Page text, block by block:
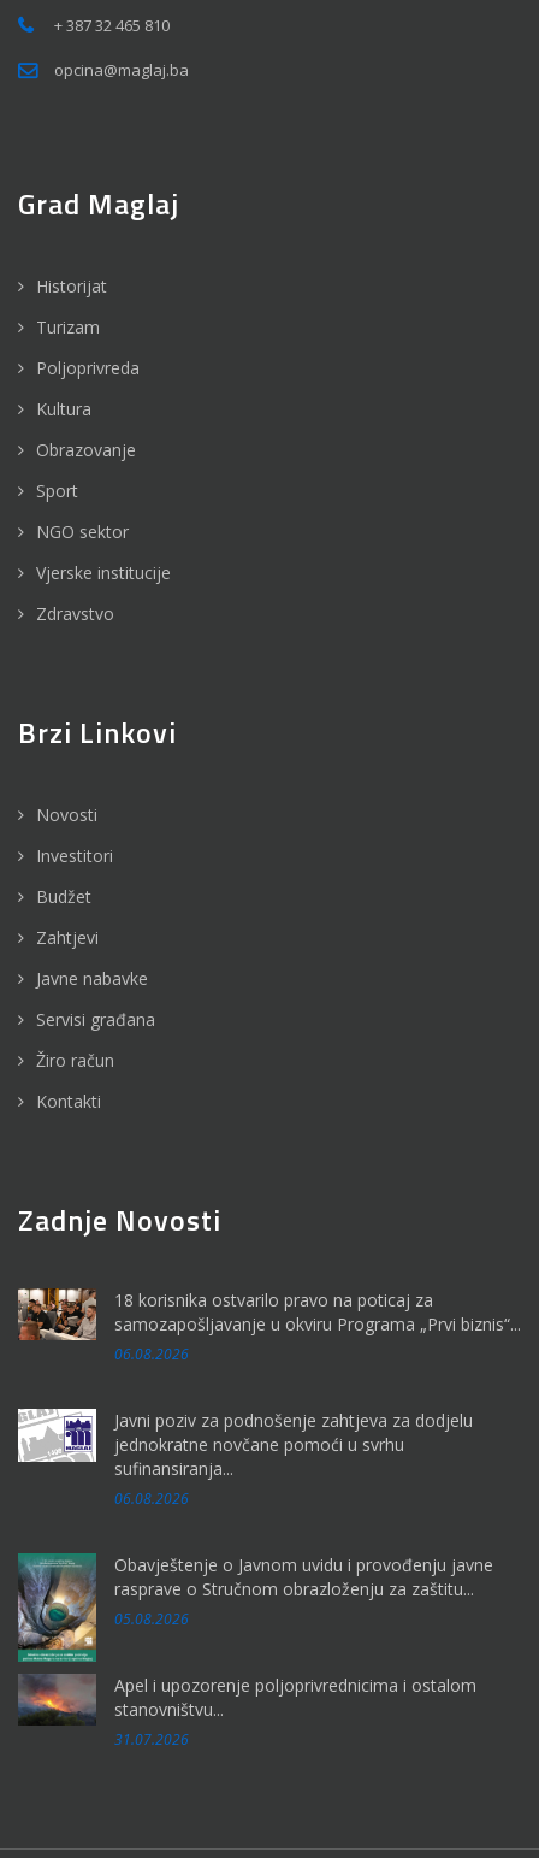
+ 387 32 465 810
opcina@maglaj.ba
Grad Maglaj
Historijat
Turizam
Poljoprivreda
Kultura
Obrazovanje
Sport
NGO sektor
Vjerske institucije
Zdravstvo
Brzi Linkovi
Novosti
Investitori
Budžet
Zahtjevi
Javne nabavke
Servisi građana
Žiro račun
Kontakti
Zadnje Novosti
18 korisnika ostvarilo pravo na poticaj za
samozapošljavanje u okviru Programa „Prvi biznis“...
06.08.2026
Javni poziv za podnošenje zahtjeva za dodjelu
jednokratne novčane pomoći u svrhu
sufinansiranja...
06.08.2026
Obavještenje o Javnom uvidu i provođenju javne
rasprave o Stručnom obrazloženju za zaštitu...
05.08.2026
Apel i upozorenje poljoprivrednicima i ostalom
stanovništvu...
31.07.2026